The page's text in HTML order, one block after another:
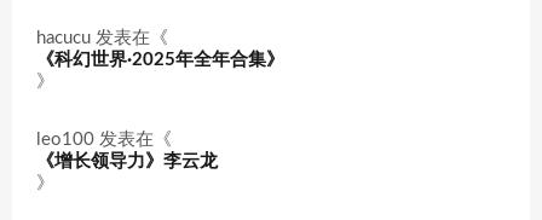
hacucu 发表在《
《科幻世界·2025年全年合集》
》
leo100 发表在《
《增长领导力》李云龙
》